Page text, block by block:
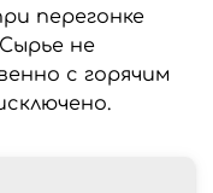
перегонке
не
с горячим